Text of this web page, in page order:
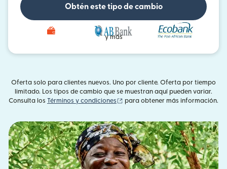
Obtén este tipo de cambio
y más
Oferta solo para clientes nuevos. Uno por cliente. Oferta por tiempo
limitado. Los tipos de cambio que se muestran aquí pueden variar.
Consulta los Términos y condiciones (se abre en una ventana nueva)
para obtener más información.